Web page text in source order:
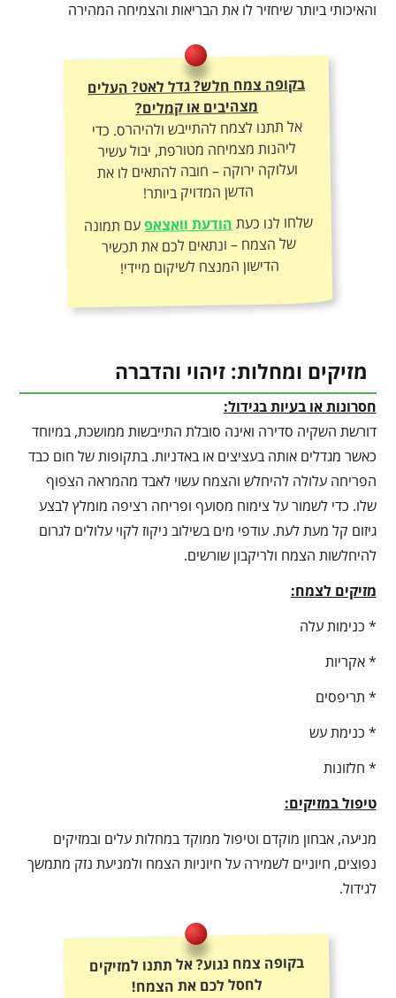
והאיכותי ביותר שיחזיר לו את הבריאות והצמיחה המהירה
בקופה צמח חלש? גדל לאט? העלים
מצהיבים או קמלים?
אל תתנו לצמח להתייבש ולהיהרס. כדי
ליהנות מצמיחה מטורפת, יבול עשיר
ועלוקה ירוקה – חובה להתאים לו את
הדשן המדויק ביותר!
שלחו לנו כעתהודעת וואצאפעם תמונה
של הצמח – ונתאים לכם את תכשיר
הדישון המנצח לשיקום מיידי!
מזיקים ומחלות: זיהוי והדברה
חסרונות או בעיות בגידול:
דורשת השקיה סדירה ואינה סובלת התייבשות ממושכת, במיוחד
כאשר מגדלים אותה בעציצים או באדניות. בתקופות של חום כבד
הפריחה עלולה להיחלש והצמח עשוי לאבד מהמראה הצפוף
שלו. כדי לשמור על צימוח מסועף ופריחה רציפה מומלץ לבצע
גיזום קל מעת לעת. עודפי מים בשילוב ניקוז לקוי עלולים לגרום
להיחלשות הצמח ולריקבון שורשים.
מזיקים לצמח:
* כנימות עלה
* אקריות
* תריפסים
* כנימת עש
* חלזונות
טיפול במזיקים:
מניעה, אבחון מוקדם וטיפול ממוקד במחלות עלים ובמזיקים
נפוצים, חיוניים לשמירה על חיוניות הצמח ולמניעת נזק מתמשך
לגידול.
בקופה צמח נגוע? אל תתנו למזיקים
לחסל לכם את הצמח!